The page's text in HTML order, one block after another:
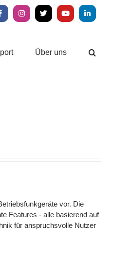
Instagram
X YouTubeLinkedIn
Über uns
vor. Die
Features - alle basierend auf
für anspruchsvolle Nutzer